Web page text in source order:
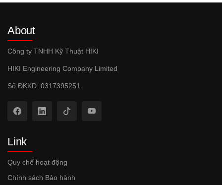
About
Công ty TNHH Kỹ Thuật HIKI
HIKI Engineering Company Limited
Số ĐKKD: 0317395251
Link
Quy chế hoạt động
Chính sách Bảo hành